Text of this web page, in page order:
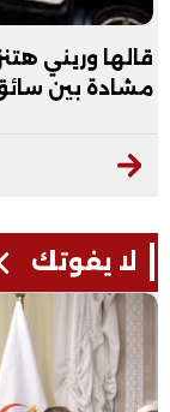
قالها وريني
مشادة بين
لا يفوتك